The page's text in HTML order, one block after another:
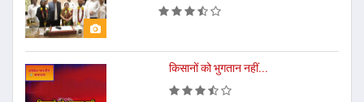
किसानों को भुगतान नहीं...